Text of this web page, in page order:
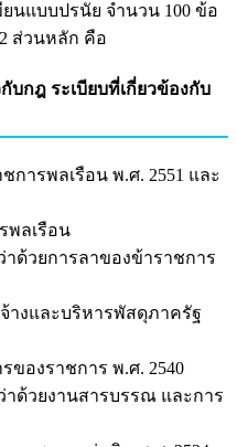
นแบบปรนัย จำนวน 100 ข้อ
ส่วนหลัก คือ
บกฎ ระเบียบที่เกี่ยวข้องกับ
ารพลเรือน พ.ศ. 2551 และ
พลเรือน
ด้วยการลาของข้าราชการ
งและบริหารพัสดุภาครัฐ
องราชการ พ.ศ. 2540
าด้วยงานสารบรรณ และการ